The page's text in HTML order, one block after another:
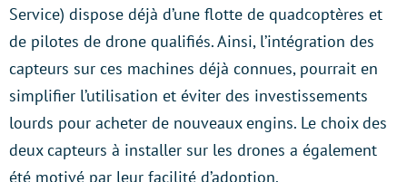
Service) dispose déjà d’une flotte de quadcoptères et
de pilotes de drone qualifiés. Ainsi, l’intégration des
capteurs sur ces machines déjà connues, pourrait en
simplifier l’utilisation et éviter des investissements
lourds pour acheter de nouveaux engins. Le choix des
deux capteurs à installer sur les drones a également
été motivé par leur facilité d’adoption.